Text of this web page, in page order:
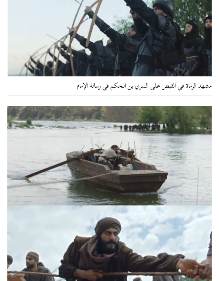
مشهد الرماة في القبض على السري بن الحكم في رسالة الإمام